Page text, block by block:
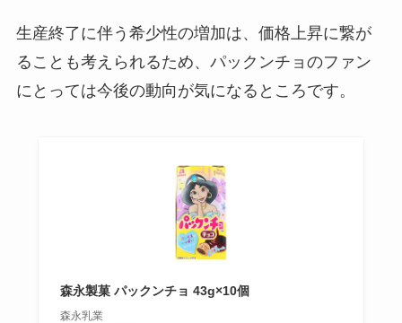
生産終了に伴う希少性の増加は、価格上昇に繋が
ることも考えられるため、パックンチョのファン
にとっては今後の動向が気になるところです。
森永製菓 パックンチョ 43g×10個
森永乳業